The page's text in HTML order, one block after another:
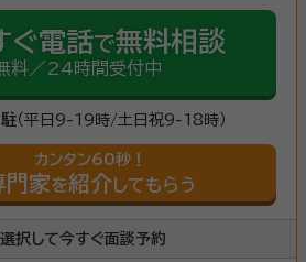
ぐ電話で無料相談
料／24時間受付中
（平日9-19時/土日祝9-18時）
カンタン60秒！
門家を紹介 してもらう
択して今すぐ面談予約